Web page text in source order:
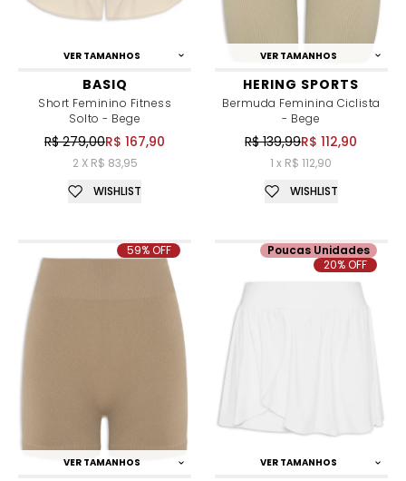
VER TAMANHOS
BASIQ
Short Feminino Fitness
Solto - Bege
R$ 279,00R$ 167,90
2 X R$ 83,95
WISHLIST
VER TAMANHOS
HERING SPORTS
Bermuda Feminina Ciclista
- Bege
R$ 139,99R$ 112,90
1 x R$ 112,90
WISHLIST
VER TAMANHOS
59% OFF
VER TAMANHOS
Poucas Unidades
20% OFF